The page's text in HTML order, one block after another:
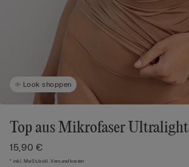
Look shoppen
Top aus Mikrofaser Ultralight
15,90 €
* inkl. MwSt./exkl. Versandkosten